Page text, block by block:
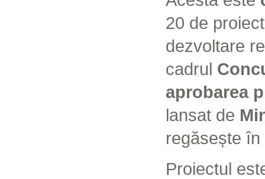
20 de
dezvoltare
cadrul
aprobarea
lansat de
regăsește în
Proiectul